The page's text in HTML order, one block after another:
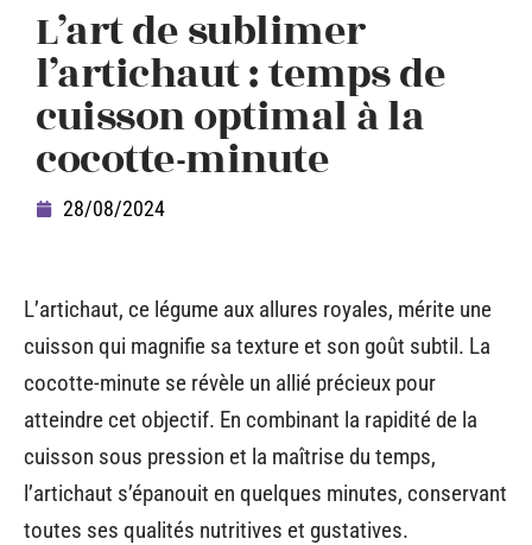
L’art de sublimer
l’artichaut : temps de
cuisson optimal à la
cocotte-minute
28/08/2024
L’artichaut, ce légume aux allures royales, mérite une
cuisson qui magnifie sa texture et son goût subtil. La
cocotte-minute se révèle un allié précieux pour
atteindre cet objectif. En combinant la rapidité de la
cuisson sous pression et la maîtrise du temps,
l’artichaut s’épanouit en quelques minutes, conservant
toutes ses qualités nutritives et gustatives.